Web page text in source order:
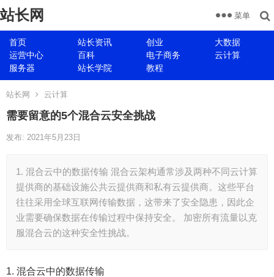
站长网
首页 站长资讯 创业
大数据
运营中心
百科 电子商务
云计算
服务器
站长学院 教程
菜单
站长网 云计算
需要留意的5个混合云安全挑战
发布: 2021年5月23日
1. 混合云中的数据传输 混合云架构通常涉及两种不同云计算
提供商的基础设施公共云提供商和私有云提供商。这些平台
往往采用全球互联网传输数据，这带来了安全隐患，因此企
业需要确保数据在传输过程中保持安全。 加密所有流量以克
服混合云的这种安全性挑战。
1. 混合云中的数据传输